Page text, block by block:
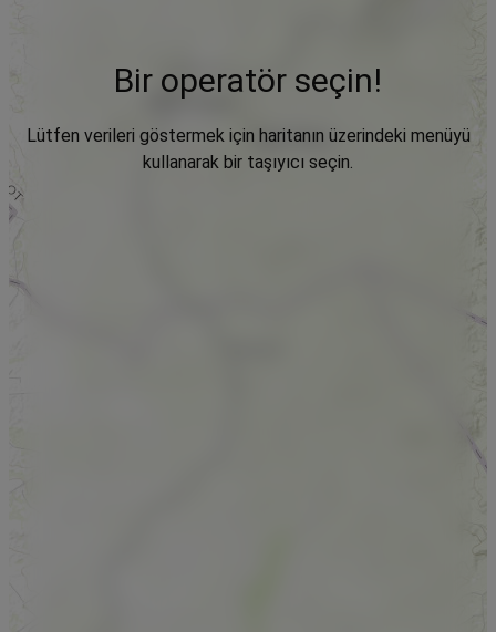
Bir operatör seçin!
Lütfen verileri göstermek için haritanın üzerindeki menüyü
kullanarak bir taşıyıcı seçin.